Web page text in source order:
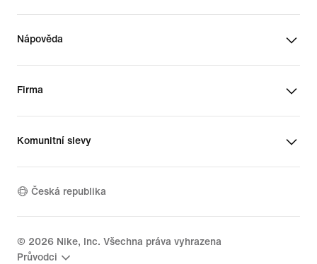
Nápověda
Firma
Komunitní slevy
Česká republika
© 2026 Nike, Inc. Všechna práva vyhrazena
Průvodci